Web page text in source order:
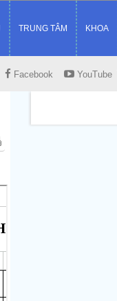
TRUNG TÂM KHOA
Facebook YouTube